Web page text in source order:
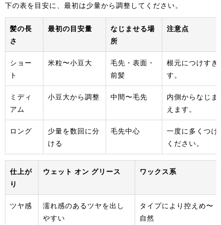
下の表を目安に、最初は少量から調整してください。
髪の長
さ
最初の目安量
なじませる場
所
注意点
ショー
ト
米粒〜小豆大
毛先・表面・
前髪
根元につけす
す。
ミディ
アム
小豆大から調整 中間〜毛先
内側からなじ
えます。
ロング
少量を数回に分
ける
毛先中心
一度に多くつ
ください。
仕上が
り
ウェット オン グリース ワックス系
ツヤ感
濡れ感のあるツヤを出し
やすい
タイプにより控えめ〜
自然